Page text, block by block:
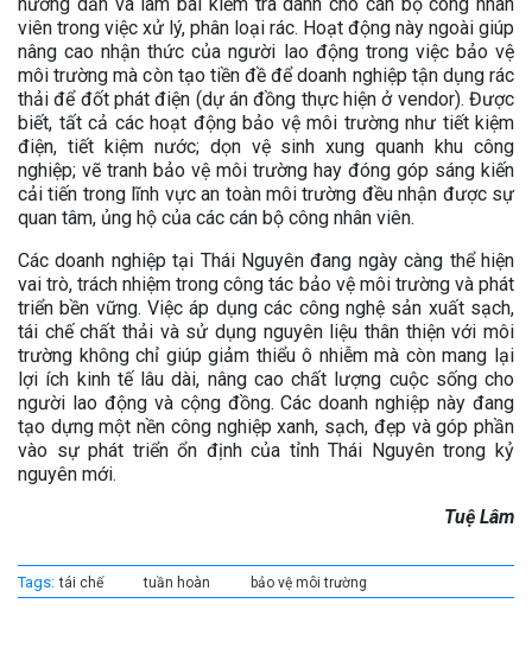
viên trong việc xử lý, phân loại rác. Hoạt động này ngoài giúp
nâng cao nhận thức của người lao động trong việc bảo vệ
môi trường mà còn tạo tiền đề để doanh nghiệp tận dụng rác
thải để đốt phát điện (dự án đồng thực hiện ở vendor). Được
biết, tất cả các hoạt động bảo vệ môi trường như tiết kiệm
điện, tiết kiệm nước; dọn vệ sinh xung quanh khu công
nghiệp; vẽ tranh bảo vệ môi trường hay đóng góp sáng kiến
cải tiến trong lĩnh vực an toàn môi trường đều nhận được sự
quan tâm, ủng hộ của các cán bộ công nhân viên.
Các doanh nghiệp tại Thái Nguyên đang ngày càng thể hiện
vai trò, trách nhiệm trong công tác bảo vệ môi trường và phát
triển bền vững. Việc áp dụng các công nghệ sản xuất sạch,
tái chế chất thải và sử dụng nguyên liệu thân thiện với môi
trường không chỉ giúp giảm thiểu ô nhiễm mà còn mang lại
lợi ích kinh tế lâu dài, nâng cao chất lượng cuộc sống cho
người lao động và cộng đồng. Các doanh nghiệp này đang
tạo dựng một nền công nghiệp xanh, sạch, đẹp và góp phần
vào sự phát triển ổn định của tỉnh Thái Nguyên trong kỷ
nguyên mới.
Tuệ Lâm
Tags: tái chế tuần hoàn bảo vệ môi trường